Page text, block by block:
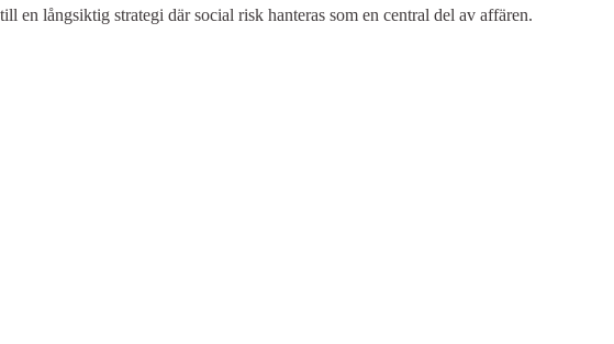
en långsiktig strategi där social risk hanteras som en central del av affären.